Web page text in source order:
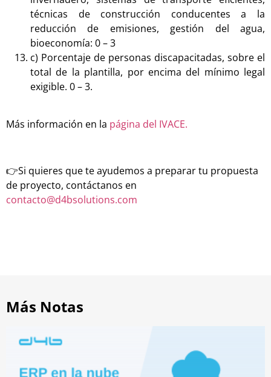
técnicas de construcción conducentes a la
reducción de emisiones, gestión del agua,
bioeconomía: 0 – 3
c) Porcentaje de personas discapacitadas, sobre el
total de la plantilla, por encima del mínimo legal
exigible. 0 – 3.
Más información en la página del IVACE.
👉Si quieres que te ayudemos a preparar tu propuesta
de proyecto, contáctanos en
contacto@d4bsolutions.com
Más Notas